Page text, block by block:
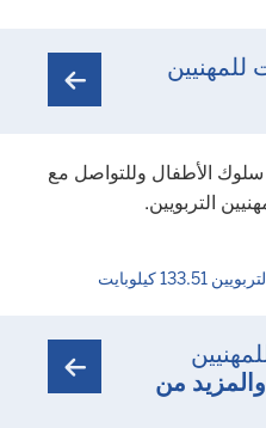
للمهنيين
سلوك الأطفال وللتواصل مع
التربويين.
كيلوبايت
من